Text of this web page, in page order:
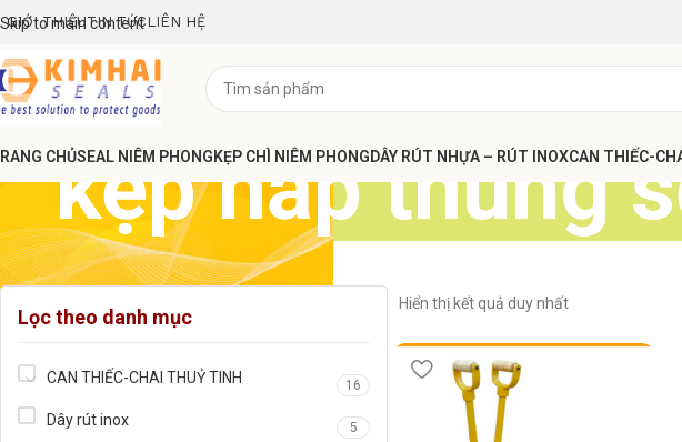
Skip to main content
GIỚI THIỆUTIN TỨC LIÊN HỆ
CHỦSEAL NIÊM PHONGKẸP CHÌ NIÊM PHONGDÂY RÚT NHỰA – RÚT INOXCAN THIẾC-
kẹp nắp thùng
Lọc theo danh mục
CAN THIẾC-CHAI THUỶ TINH 16
Dây rút inox 5
Hiển thị kết quả duy nhất